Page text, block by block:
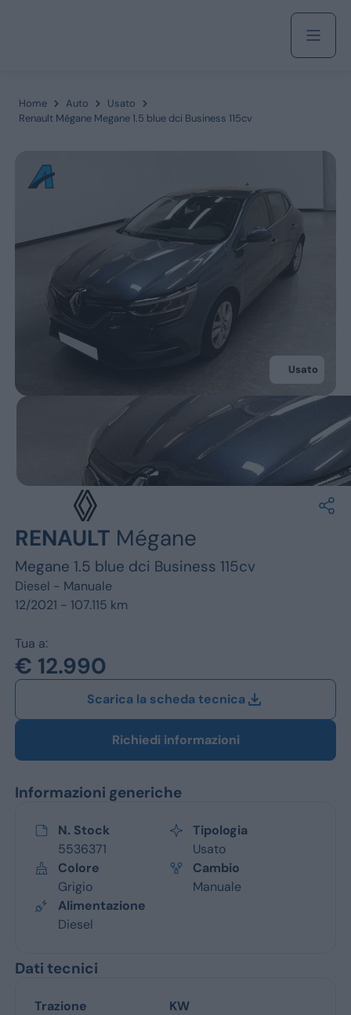
Servizi
Marchi
Jeep
Renault
Opel
Vedi tutti i marchi
Home Auto
Usato
Renault Mégane Megane 1.5 blue dci Business 115cv
Usato
RENAULT Mégane
Megane 1.5 blue dci Business 115cv
Diesel - Manuale
12/2021 - 107.115 km
Tua a:
€ 12.990
Scarica la scheda tecnica
Richiedi informazioni
Informazioni generiche
N. Stock
5536371
Tipologia
Usato
Colore
Grigio
Cambio
Manuale
Alimentazione
Diesel
Dati tecnici
Trazione
KW